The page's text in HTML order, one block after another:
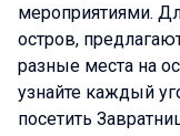
мероприятиями.
остров,
разные места на
узнайте каждый
посетить